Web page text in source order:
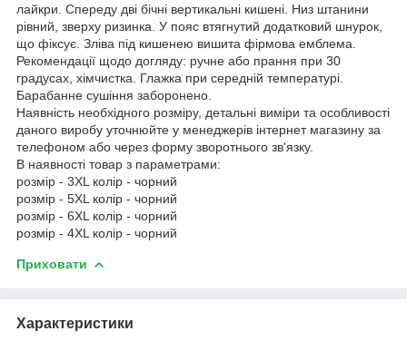
лайкри. Спереду дві бічні вертикальні кишені. Низ штанини
рівний, зверху ризинка. У пояс втягнутий додатковий шнурок,
що фіксує. Зліва під кишенею вишита фірмова емблема.
Рекомендації щодо догляду: ручне або прання при 30
градусах, хімчистка. Глажка при середній температурі.
Барабанне сушіння заборонено.
Наявність необхідного розміру, детальні виміри та особливості
даного виробу уточнюйте у менеджерів інтернет магазину за
телефоном або через форму зворотнього зв'язку.
В наявності товар з параметрами:
розмір - 3XL колір - чорний
розмір - 5XL колір - чорний
розмір - 6XL колір - чорний
розмір - 4XL колір - чорний
Приховати
Характеристики